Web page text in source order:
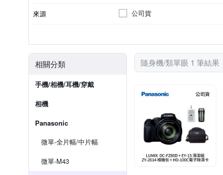
來源 公司貨
相關分類
手機/相機/耳機/穿戴
相機
Panasonic
微單-全片幅/中片幅
微單-M43
隨身機/類單眼 1 筆結果